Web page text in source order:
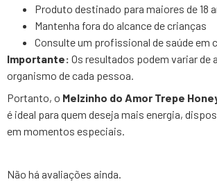
Produto destinado para maiores de 18
Mantenha fora do alcance de crianças
Consulte um profissional de saúde em
Importante: Os resultados podem variar de
organismo de cada pessoa.
Portanto, o Melzinho do Amor Trepe
é ideal para quem deseja mais energia,
em momentos especiais.
Não há avaliações ainda.